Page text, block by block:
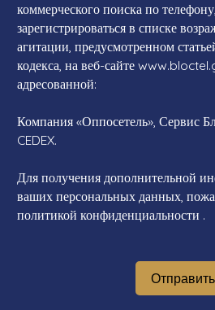
коммерческого поиска по
зарегистрироваться в списке
агитации, предусмотренном
кодекса, на веб-сайте
адресованной:
Компания «Оппосетель», Сервис
CEDEX.
Для получения дополнительной
ваших персональных данных,
политикой конфиденциальности .
Отправить